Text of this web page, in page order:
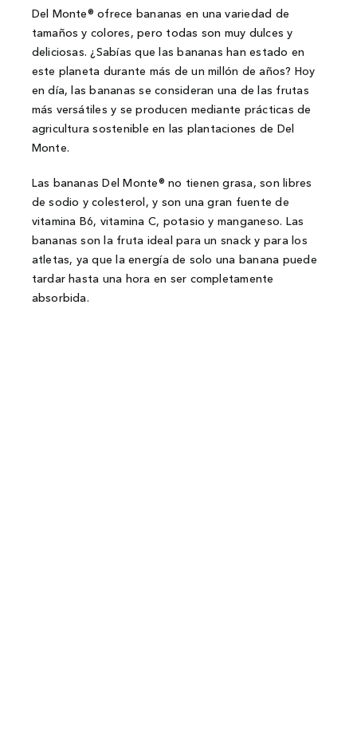
Del Monte® ofrece bananas en una variedad de
tamaños y colores, pero todas son muy dulces y
deliciosas. ¿Sabías que las bananas han estado en
este planeta durante más de un millón de años? Hoy
en día, las bananas se consideran una de las frutas
más versátiles y se producen mediante prácticas de
agricultura sostenible en las plantaciones de Del
Monte.
Las bananas Del Monte® no tienen grasa, son libres
de sodio y colesterol, y son una gran fuente de
vitamina B6, vitamina C, potasio y manganeso. Las
bananas son la fruta ideal para un snack y para los
atletas, ya que la energía de solo una banana puede
tardar hasta una hora en ser completamente
absorbida.